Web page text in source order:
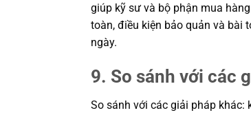
giúp kỹ sư và bộ phận mua
toàn, điều kiện bảo quản và bài
ngày.
9. So sánh với các
So sánh với các giải pháp